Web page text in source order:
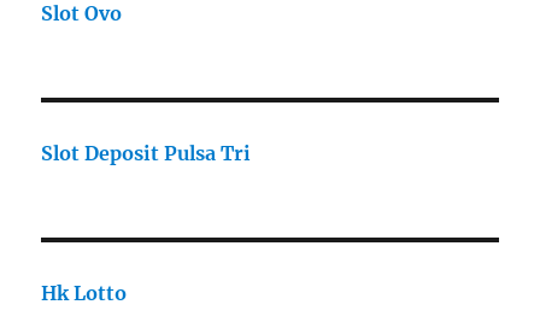
Slot Ovo
Slot Deposit Pulsa Tri
Hk Lotto